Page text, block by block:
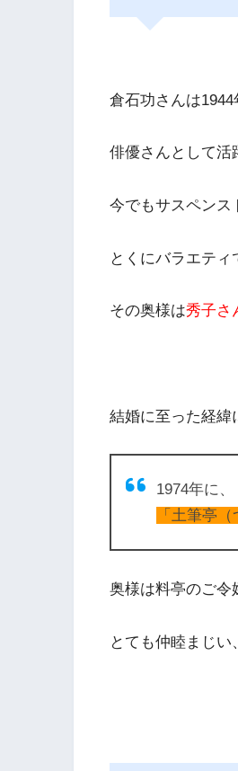
倉石功さんは1944
俳優さんとして活
今でもサスペンス
とくにバラエティ
その奥様は秀子さ
結婚に至った経緯
1974年に
「土筆亭
奥様は料亭のご令
とても仲睦まじい